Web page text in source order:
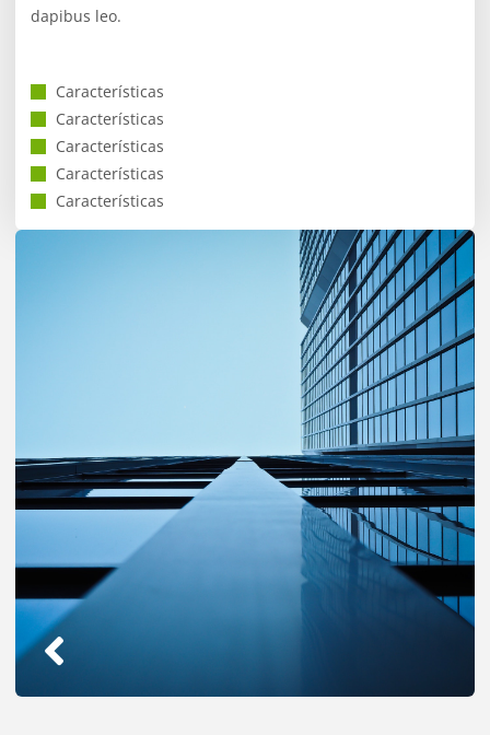
dapibus leo.
Características
Características
Características
Características
Características